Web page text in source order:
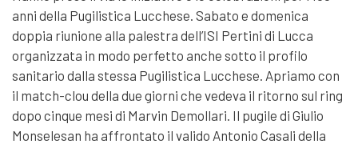
anni della Pugilistica Lucchese. Sabato e domenica
doppia riunione alla palestra dell’ISI Pertini di Lucca
organizzata in modo perfetto anche sotto il profilo
sanitario dalla stessa Pugilistica Lucchese. Apriamo con
il match-clou della due giorni che vedeva il ritorno sul ring
dopo cinque mesi di Marvin Demollari. Il pugile di Giulio
Monselesan ha affrontato il valido Antonio Casali della